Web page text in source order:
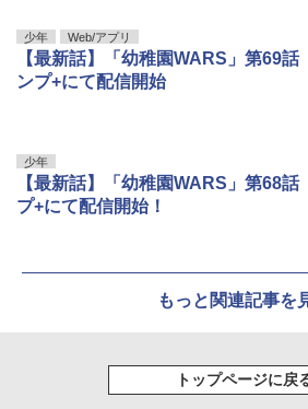
少年 Web/アプリ
【最新話】「幼稚園WARS」第69話
ンプ+にて配信開始
少年
【最新話】「幼稚園WARS」第68
プ+にて配信開始！
もっと関連記事を
トップページに戻